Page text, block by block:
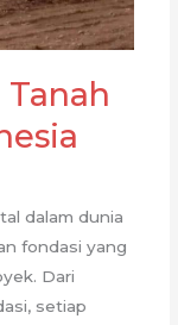
dalam dunia
fondasi yang
Dari
setiap